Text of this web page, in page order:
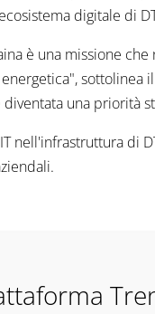
digitale di
è una missione
sottolinea
una priorità
nell'infrastruttura di